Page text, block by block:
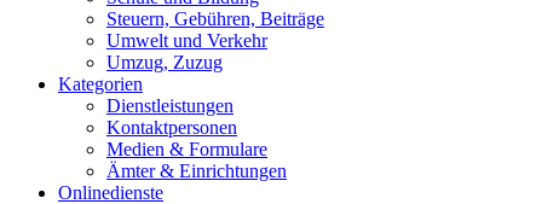
Steuern, Gebühren, Beiträge
Umwelt und Verkehr
Umzug, Zuzug
Kategorien
Dienstleistungen
Kontaktpersonen
Medien & Formulare
Ämter & Einrichtungen
Onlinedienste